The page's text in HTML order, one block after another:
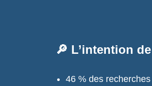
🔎 L’intention
46 % des